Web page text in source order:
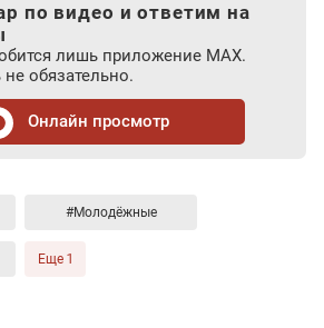
по видео и ответим на
лишь приложение MAX.
обязательно.
Онлайн просмотр
#Молодёжные
Еще 1